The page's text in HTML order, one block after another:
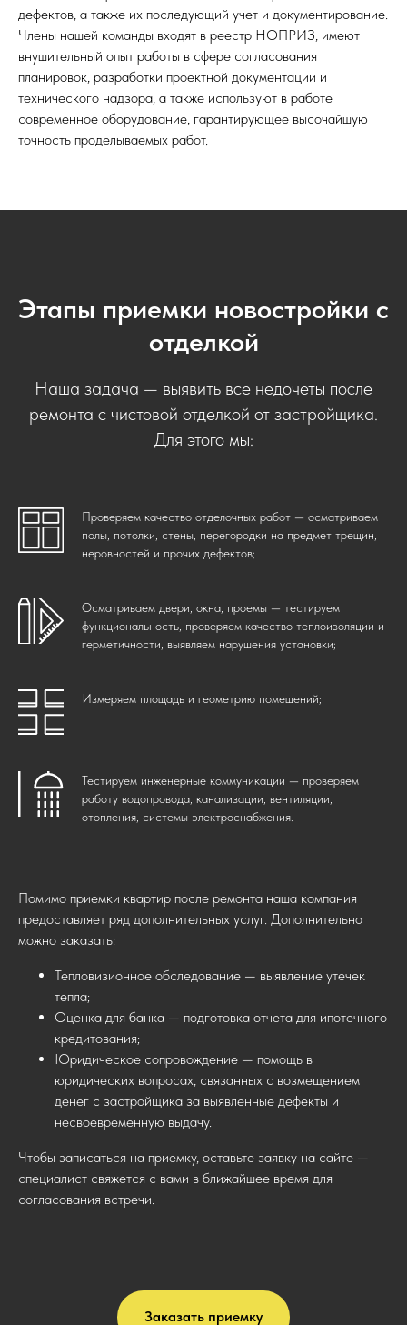
дефектов, а также их последующий учет и документирование.
Члены нашей команды входят в реестр НОПРИЗ, имеют
внушительный опыт работы в сфере согласования
планировок, разработки проектной документации и
технического надзора, а также используют в работе
современное оборудование, гарантирующее высочайшую
точность проделываемых работ.
Этапы приемки новостройки с
отделкой
Наша задача — выявить все недочеты после
ремонта с чистовой отделкой от застройщика.
Для этого мы:
Проверяем качество отделочных работ — осматриваем
полы, потолки, стены, перегородки на предмет трещин,
неровностей и прочих дефектов;
Осматриваем двери, окна, проемы — тестируем
функциональность, проверяем качество теплоизоляции и
герметичности, выявляем нарушения установки;
Измеряем площадь и геометрию помещений;
Тестируем инженерные коммуникации — проверяем
работу водопровода, канализации, вентиляции,
отопления, системы электроснабжения.
Помимо приемки квартир после ремонта наша компания
предоставляет ряд дополнительных услуг. Дополнительно
можно заказать:
Тепловизионное обследование — выявление утечек
тепла;
Оценка для банка — подготовка отчета для ипотечного
кредитования;
Юридическое сопровождение — помощь в
юридических вопросах, связанных с возмещением
денег с застройщика за выявленные дефекты и
несвоевременную выдачу.
Чтобы записаться на приемку, оставьте заявку на сайте —
специалист свяжется с вами в ближайшее время для
согласования встречи.
Заказать приемку